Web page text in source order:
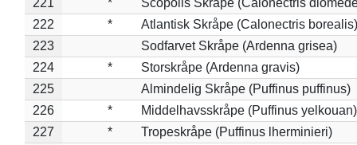
222
*
Atlantisk Skråpe (Calonectris borealis)
223
Sodfarvet Skråpe (Ardenna grisea)
224
*
Storskråpe (Ardenna gravis)
225
Almindelig Skråpe (Puffinus puffinus)
226
*
Middelhavsskråpe (Puffinus yelkouan)
227
*
Tropeskråpe (Puffinus lherminieri)